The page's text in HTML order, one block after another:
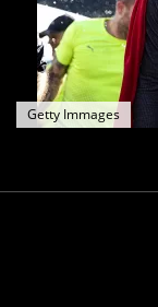
Getty Immages